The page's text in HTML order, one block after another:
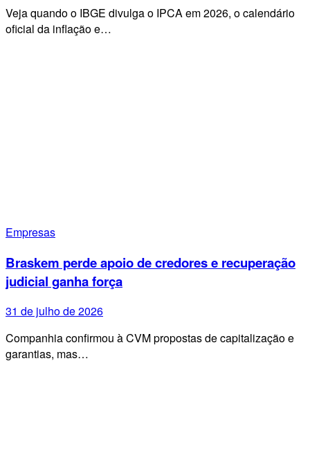
Veja quando o IBGE divulga o IPCA em 2026, o calendário
oficial da inflação e…
Empresas
Braskem perde apoio de credores e recuperação
judicial ganha força
31 de julho de 2026
Companhia confirmou à CVM propostas de capitalização e
garantias, mas…